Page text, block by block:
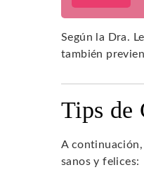
Según la Dra.
también
Tips de
A continuación,
sanos y felices: